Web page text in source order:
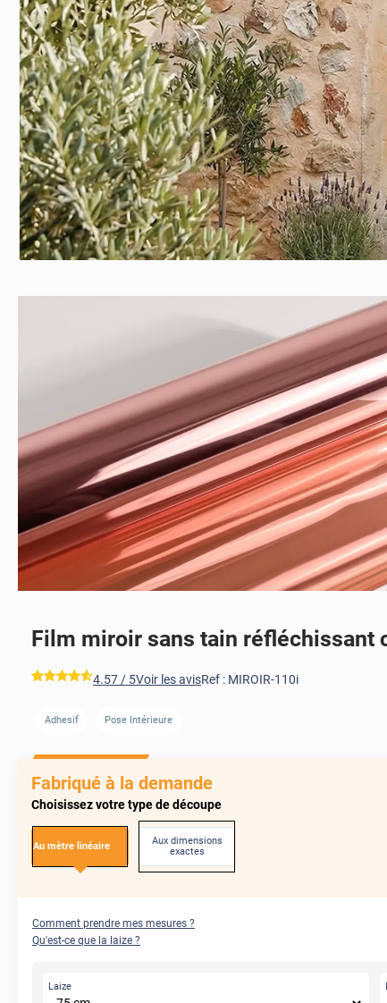
Film miroir sans tain réfléchissant
*****
4.57 / 5Voir les avisRef : MIROIR-110i
Adhesif Pose Intérieure
Fabriqué à la demande
Choisissez votre type de découpe
Au mètre linéaire
Aux dimensions
exactes
Comment prendre mes mesures ?
Qu'est-ce que la laize ?
Laize